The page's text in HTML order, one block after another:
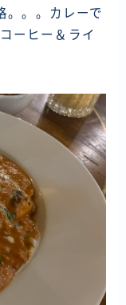
。。。カレーで
ーヒー＆ライ